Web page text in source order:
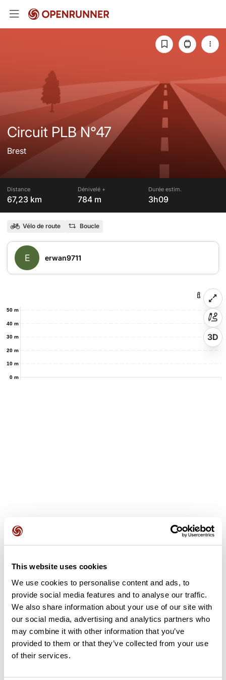
This website uses cookies
We use cookies to personalise content and ads, to
provide social media features and to analyse our traffic.
We also share information about your use of our site with
our social media, advertising and analytics partners who
may combine it with other information that you’ve
provided to them or that they’ve collected from your use
of their services.
Circuit PLB N°47
Brest
Distance
67,23 km
Dénivelé +
784 m
Durée estim.
3h09
Vélo de route Boucle
E erwan9711
0 m
10 m
20 m
30 m
40 m
50 m
3D
Ajouter un avis
Découvrez ce parcours de vélo de 67,2 km à proximité de